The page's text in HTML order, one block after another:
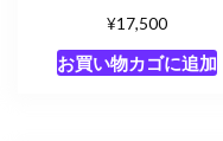
¥17,500
お買い物カゴに追加